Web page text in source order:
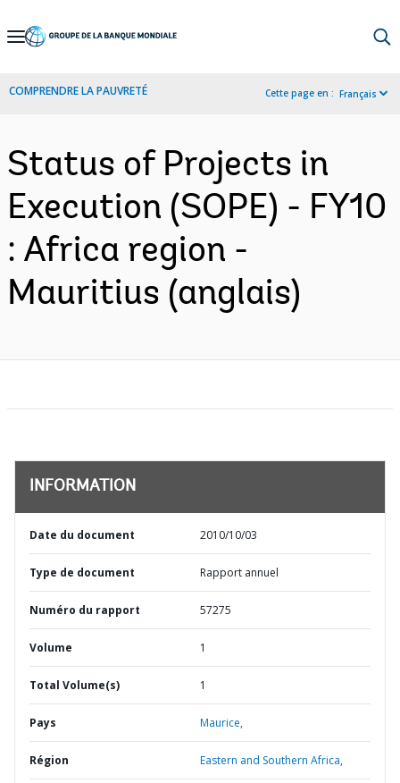
Skip
Navigation
COMPRENDRE LA PAUVRETÉ Cette page en : Français
Status of Projects in
Execution (SOPE) - FY10
: Africa region -
Mauritius (anglais)
INFORMATION
Date du document 2010/10/03
Type de document Rapport annuel
Numéro du rapport 57275
Volume 1
Total Volume(s) 1
Pays Maurice,
Région Eastern and Southern Africa,